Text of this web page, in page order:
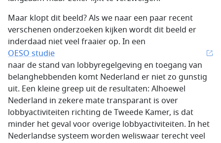
Maar klopt dit beeld? Als we naar een paar recent
verschenen onderzoeken kijken wordt dit beeld er
inderdaad niet veel fraaier op. In een
OESO studie
naar de stand van lobbyregelgeving en toegang van
belanghebbenden komt Nederland er niet zo gunstig
uit. Een kleine greep uit de resultaten: Alhoewel
Nederland in zekere mate transparant is over
lobbyactiviteiten richting de Tweede Kamer, is dat
minder het geval voor overige lobbyactiviteiten. In het
Nederlandse systeem worden weliswaar terecht veel